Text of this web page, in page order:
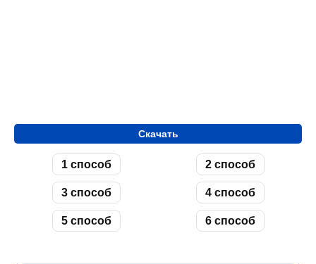
Скачать
1 способ 2 способ
3 способ 4 способ
5 способ 6 способ